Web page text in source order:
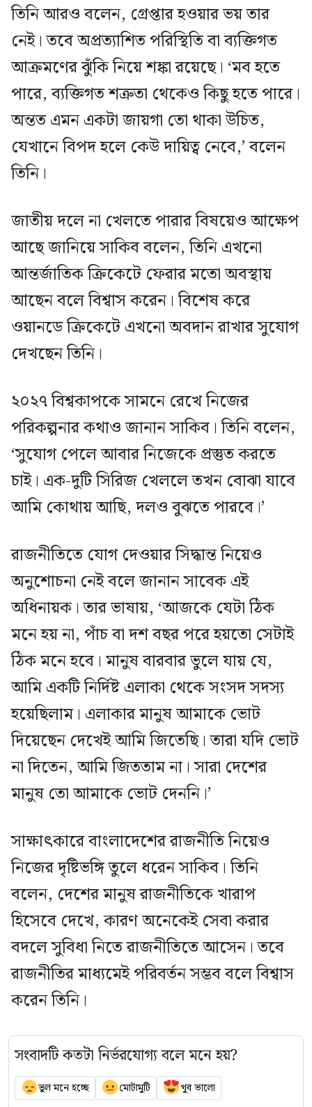
তিনি আরও বলেন, গ্রেপ্তার হওয়ার ভয় তার
নেই। তবে অপ্রত্যাশিত পরিস্থিতি বা ব্যক্তিগত
আক্রমণের ঝুঁকি নিয়ে শঙ্কা রয়েছে। ‘মব হতে
পারে, ব্যক্তিগত শত্রুতা থেকেও কিছু হতে পারে।
অন্তত এমন একটা জায়গা তো থাকা উচিত,
যেখানে বিপদ হলে কেউ দায়িত্ব নেবে,’ বলেন
তিনি।
জাতীয় দলে না খেলতে পারার বিষয়েও আক্ষেপ
আছে জানিয়ে সাকিব বলেন, তিনি এখনো
আন্তর্জাতিক ক্রিকেটে ফেরার মতো অবস্থায়
আছেন বলে বিশ্বাস করেন। বিশেষ করে
ওয়ানডে ক্রিকেটে এখনো অবদান রাখার সুযোগ
দেখছেন তিনি।
২০২৭ বিশ্বকাপকে সামনে রেখে নিজের
পরিকল্পনার কথাও জানান সাকিব। তিনি বলেন,
‘সুযোগ পেলে আবার নিজেকে প্রস্তুত করতে
চাই। এক-দুটি সিরিজ খেললে তখন বোঝা যাবে
আমি কোথায় আছি, দলও বুঝতে পারবে।’
রাজনীতিতে যোগ দেওয়ার সিদ্ধান্ত নিয়েও
অনুশোচনা নেই বলে জানান সাবেক এই
অধিনায়ক। তার ভাষায়, ‘আজকে যেটা ঠিক
মনে হয় না, পাঁচ বা দশ বছর পরে হয়তো সেটাই
ঠিক মনে হবে। মানুষ বারবার ভুলে যায় যে,
আমি একটি নির্দিষ্ট এলাকা থেকে সংসদ সদস্য
হয়েছিলাম। এলাকার মানুষ আমাকে ভোট
দিয়েছেন দেখেই আমি জিতেছি। তারা যদি ভোট
না দিতেন, আমি জিততাম না। সারা দেশের
মানুষ তো আমাকে ভোট দেননি।’
সাক্ষাৎকারে বাংলাদেশের রাজনীতি নিয়েও
নিজের দৃষ্টিভঙ্গি তুলে ধরেন সাকিব। তিনি
বলেন, দেশের মানুষ রাজনীতিকে খারাপ
হিসেবে দেখে, কারণ অনেকেই সেবা করার
বদলে সুবিধা নিতে রাজনীতিতে আসেন। তবে
রাজনীতির মাধ্যমেই পরিবর্তন সম্ভব বলে বিশ্বাস
করেন তিনি।
সংবাদটি কতটা নির্ভরযোগ্য বলে মনে হয়?
ভুল মনে হচ্ছে মোটামুটি খুব ভালো